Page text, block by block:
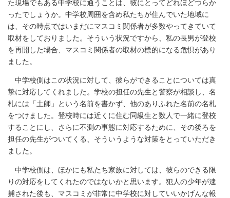
た現場でもある中学校に通うことは、彼にとってどれほどつらか
ったでしょうか。中学校周囲を含め私たちが住んでいた地域に
は、その時点ではいまだにマスコミ関係者が多数やってきていて
取材をしておりました。そういう状況ですから、私の長男が登校
を再開した場合、マスコミ関係者の取材の標的になる危惧があり
ました。
中学校側はこの状況に対して、彼らができることについては真
摯に対応してくれました。学校の担任の先生と警察が相談し、名
札には「土師」という名前を書かず、他のありふれた名前の名札
をつけました。登校時には近くに住む同級生と数人で一緒に登校
することにし、さらに不測の事態に対応するために、その後ろを
担任の先生がついてくる、そういうような対策をとっていただき
ました。
中学校側は、ほかにも私たち家族に対しては、彼らのできる限
りの対応をしてくれたのではないかと思います。犯人の少年が逮
捕された後も、マスコミが非常に中学校に対していいかげんな報